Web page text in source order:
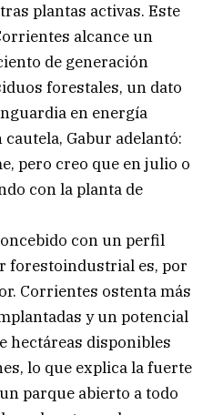
plantas activas. Este
alcance un
de generación
forestales, un dato
en energía
Gabur adelantó:
pero creo que en julio o
con la planta de
con un perfil
forestoindustrial es, por
Corrientes ostenta más
y un potencial
hectáreas disponibles
lo que explica la fuerte
parque abierto a todo